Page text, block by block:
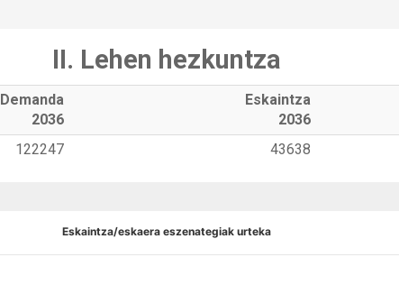
II. Lehen hezkuntza
Demanda
2036
Eskaintza
2036
122247 43638
Eskaintza/eskaera eszenategiak urteka